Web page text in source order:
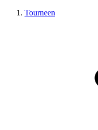
Tourneen